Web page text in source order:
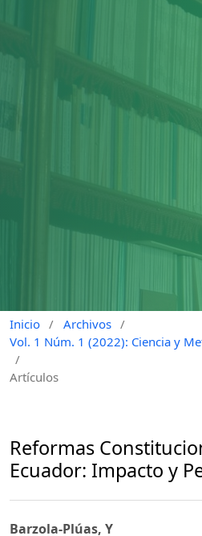
Inicio / Archivos /
Vol. 1 Núm. 1 (2022): Ciencia y
/
Artículos
Reformas
Ecuador: Impacto y
Barzola-Plúas, Y